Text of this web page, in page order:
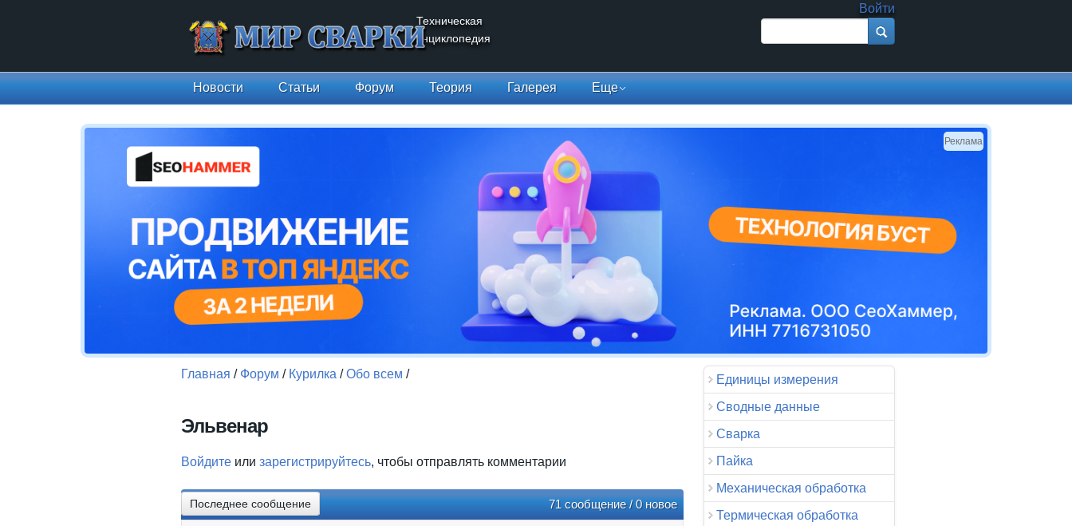
Техническая
энциклопедия
Войти
Форма поиска
Новости Статьи Форум Теория Галерея Еще
Реклама
Главная / Форум / Курилка /Обо всем /
Эльвенар
Войдите или зарегистрируйтесь, чтобы отправлять комментарии
Последнее сообщение 71 сообщение / 0 новое
Единицы измерения
Сводные данные
Сварка
Пайка
Механическая обработка
Термическая обработка